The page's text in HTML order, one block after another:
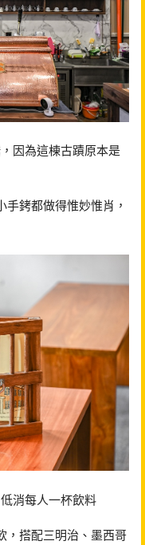
因為這棟古蹟原本是
銬都做得惟妙惟肖，
消每人一杯飲料
，搭配三明治、墨西哥